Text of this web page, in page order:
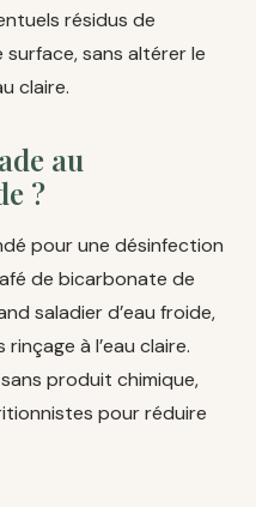
résidus de
sans altérer le
claire.
au
?
pour une désinfection
de bicarbonate de
saladier d’eau froide,
à l’eau claire.
produit chimique,
pour réduire